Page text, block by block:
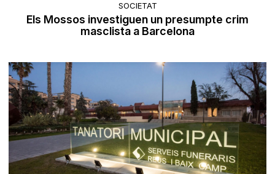
SOCIETAT
Els Mossos investiguen un presumpte crim
masclista a Barcelona